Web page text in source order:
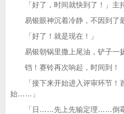
「好了，时间就快到了！」主持
易银眼神沉着冷静，不因到了最
「好了！就是现在！」
易银朝锅里撒上尾油，铲子一扬
铛！赛铃再次响起，时间到！
「接下来开始进入评审环节！
始……」
「日……先上先输定理……倒霉